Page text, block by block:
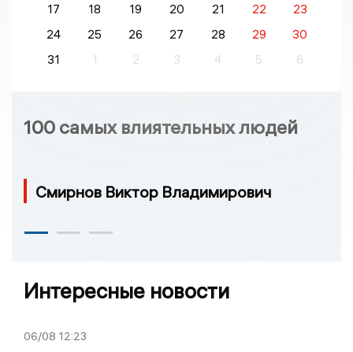
17
18 19 20 21 22
23
24
25 26 27 28 29
30
31
1 2 3 4 5 6
100 самых влиятельных людей
Смирнов Виктор Владимирович
Интересные новости
06/08 12:23